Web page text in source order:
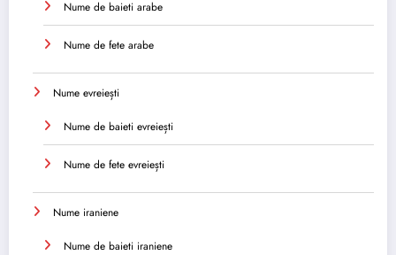
Nume de baieti arabe
Nume de fete arabe
Nume evreiești
Nume de baieti evreiești
Nume de fete evreiești
Nume iraniene
Nume de baieti iraniene